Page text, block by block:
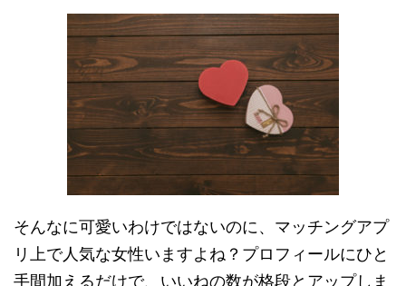
そんなに可愛いわけではないのに、マッチングアプ
リ上で人気な女性いますよね？プロフィールにひと
手間加えるだけで、いいねの数が格段とアップしま